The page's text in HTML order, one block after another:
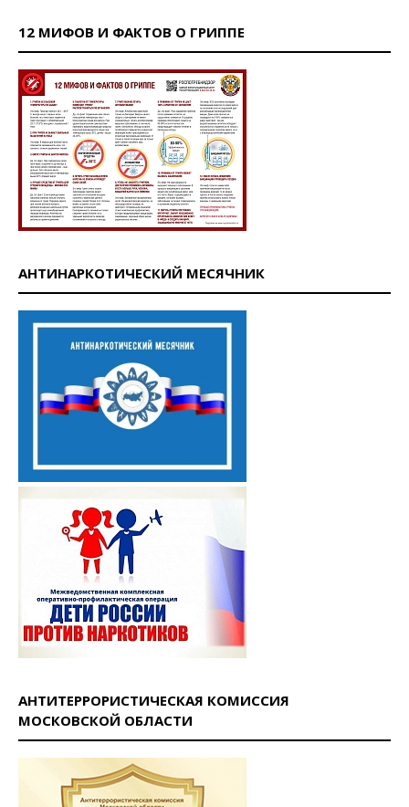
12 МИФОВ И ФАКТОВ О ГРИППЕ
АНТИНАРКОТИЧЕСКИЙ МЕСЯЧНИК
АНТИТЕРРОРИСТИЧЕСКАЯ КОМИССИЯ
МОСКОВСКОЙ ОБЛАСТИ